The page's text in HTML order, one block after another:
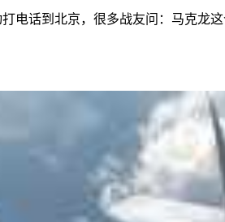
电话到北京，很多战友问：马克龙